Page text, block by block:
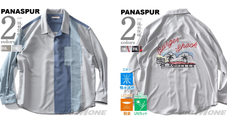
下着(肌着)やワイシャツは商品の性質上、返品交換不可とさせて頂いております。予め
ご了承くださいませ。
※【ボトムの裾上げをご希望の場合】
裾上げ料金は500円+税となります。
備考欄に股下●cmとご記入下さい。（裾上げ無料対象商品は1本につき税込6,000円以
上の品が対象。1本5,999円以下の商品は有料（500円+税）となります。）
出荷まで約1週間～20日間程お時間を頂く場合がございます。
尚、裾上げした商品は返品・交換不可となりますので、予めご了承下さい。
一部、お直しに対応出来ない商品がございます。(例：裾にファスナーや調節ひもが付
いている、極端なデザインが施されている等)
※商品によって若干のサイズの誤差がございます。また、お客様がご使用の環境（コ
ンピュータ画面）によって、商品の色味が若干異なる場合がございます。予めご了承